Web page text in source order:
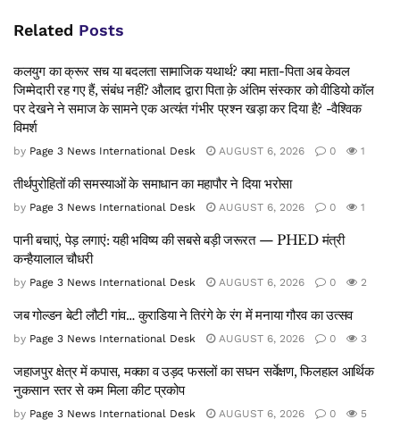
Related Posts
कलयुग का क्रूर सच या बदलता सामाजिक यथार्थ? क्या माता-पिता अब केवल
जिम्मेदारी रह गए हैं, संबंध नहीं? औलाद द्वारा पिता क़े अंतिम संस्कार को वीडियो कॉल
पर देखने ने समाज के सामने एक अत्यंत गंभीर प्रश्न खड़ा कर दिया है? -वैश्विक
विमर्श
by Page 3 News International Desk AUGUST 6, 2026 0 1
तीर्थपुरोहितों की समस्याओं के समाधान का महापौर ने दिया भरोसा
by Page 3 News International Desk AUGUST 6, 2026 0 1
पानी बचाएं, पेड़ लगाएं: यही भविष्य की सबसे बड़ी जरूरत — PHED मंत्री
कन्हैयालाल चौधरी
by Page 3 News International Desk AUGUST 6, 2026 0 2
जब गोल्डन बेटी लौटी गांव… कुराडिया ने तिरंगे के रंग में मनाया गौरव का उत्सव
by Page 3 News International Desk AUGUST 6, 2026 0 3
जहाजपुर क्षेत्र में कपास, मक्का व उड़द फसलों का सघन सर्वेक्षण, फिलहाल आर्थिक
नुकसान स्तर से कम मिला कीट प्रकोप
by Page 3 News International Desk AUGUST 6, 2026 0 5